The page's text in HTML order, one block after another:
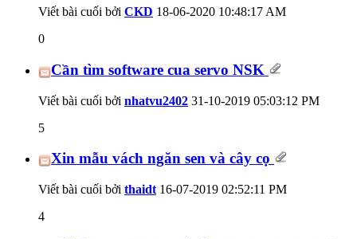
Viết bài cuối bởi CKD 18-06-2020 10:48:17 AM
0
Cần tìm software cua servo NSK
Viết bài cuối bởi nhatvu2402 31-10-2019 05:03:12 PM
5
Xin mẫu vách ngăn sen và cây cọ
Viết bài cuối bởi thaidt 16-07-2019 02:52:11 PM
4